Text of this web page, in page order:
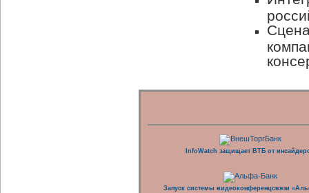
InfoWatch защищает ВТБ от
Запуск системы видеоконференцсвязи